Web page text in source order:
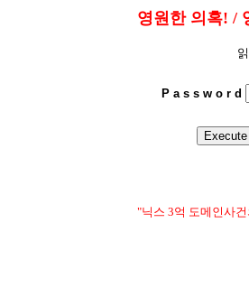
영원한 의혹! /
P a s s w o r d
"닉스 3억 도메인사